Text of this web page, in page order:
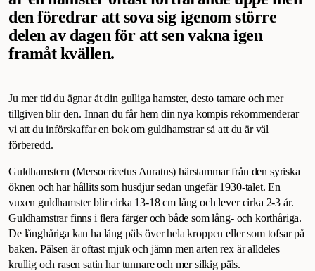
den föredrar att sova sig igenom större
delen av dagen för att sen vakna igen
framåt kvällen.
Ju mer tid du ägnar åt din gulliga hamster, desto tamare och mer
tillgiven blir den. Innan du får hem din nya kompis rekommenderar
vi att du införskaffar en bok om guldhamstrar så att du är väl
förberedd.
Guldhamstern (Mersocricetus Auratus) härstammar från den syriska
öknen och har hållits som husdjur sedan ungefär 1930-talet. En
vuxen guldhamster blir cirka 13-18 cm lång och lever cirka 2-3 år.
Guldhamstrar finns i flera färger och både som lång- och korthåriga.
De långhåriga kan ha lång päls över hela kroppen eller som tofsar på
baken. Pälsen är oftast mjuk och jämn men arten rex är alldeles
krullig och rasen satin har tunnare och mer silkig päls.